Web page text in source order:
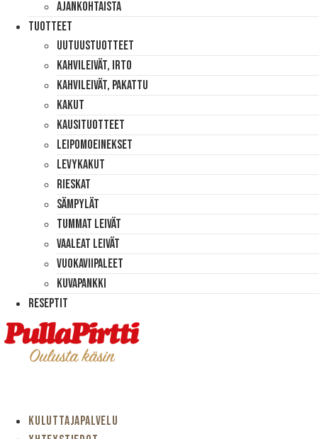
Ajankohtaista
Tuotteet
Uutuustuotteet
Kahvileivät, Irto
Kahvileivät, Pakattu
Kakut
Kausituotteet
Leipomoeinekset
Levykakut
Rieskat
Sämpylät
Tummat Leivät
Vaaleat Leivät
Vuokaviipaleet
Kuvapankki
Reseptit
KULUTTAJAPALVELU